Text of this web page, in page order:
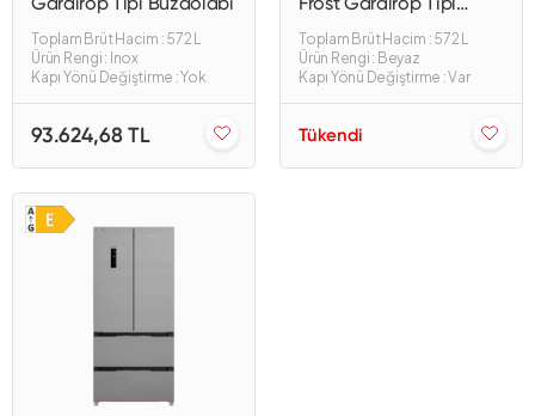
Toplam Brüt Hacim : 572 L
Ürün Rengi : Inox
Kapı Yönü Değiştirme : Yok
93.624,68 TL
Buzdolabı
Toplam Brüt Hacim : 572 L
Ürün Rengi : Beyaz
Kapı Yönü Değiştirme : Var
Tükendi